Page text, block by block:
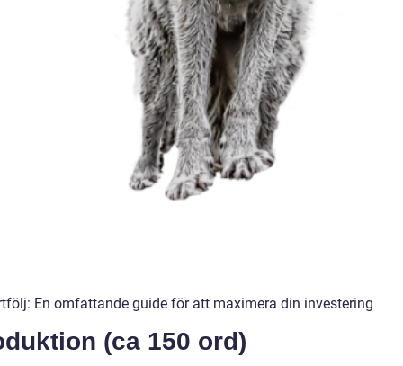
En omfattande guide för att maximera din investering
(ca 150 ord)